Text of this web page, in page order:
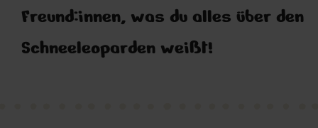
Freund:innen, was du alles über den
Schneeleoparden weißt!